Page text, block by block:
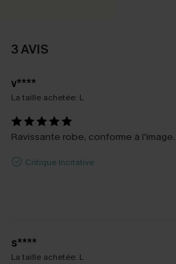
3 AVIS
v****
La taille achetée: L
Ravissante robe, conforme à l'image.
Critique Incitative
s****
La taille achetée: L